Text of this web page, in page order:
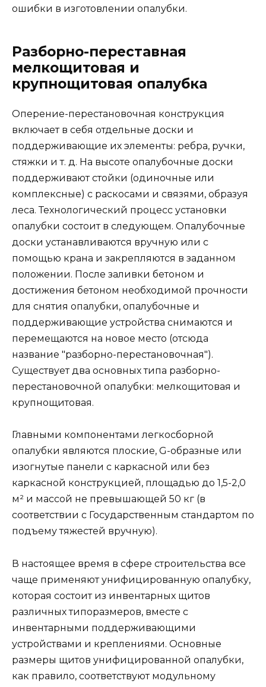
ошибки в изготовлении опалубки.
Разборно-переставная
мелкощитовая и
крупнощитовая опалубка
Оперение-перестановочная конструкция
включает в себя отдельные доски и
поддерживающие их элементы: ребра, ручки,
стяжки и т. д. На высоте опалубочные доски
поддерживают стойки (одиночные или
комплексные) с раскосами и связями, образуя
леса. Технологический процесс установки
опалубки состоит в следующем. Опалубочные
доски устанавливаются вручную или с
помощью крана и закрепляются в заданном
положении. После заливки бетоном и
достижения бетоном необходимой прочности
для снятия опалубки, опалубочные и
поддерживающие устройства снимаются и
перемещаются на новое место (отсюда
название "разборно-перестановочная").
Существует два основных типа разборно-
перестановочной опалубки: мелкощитовая и
крупнощитовая.
Главными компонентами легкосборной
опалубки являются плоские, G-образные или
изогнутые панели с каркасной или без
каркасной конструкцией, площадью до 1,5-2,0
м² и массой не превышающей 50 кг (в
соответствии с Государственным стандартом по
подъему тяжестей вручную).
В настоящее время в сфере строительства все
чаще применяют унифицированную опалубку,
которая состоит из инвентарных щитов
различных типоразмеров, вместе с
инвентарными поддерживающими
устройствами и креплениями. Основные
размеры щитов унифицированной опалубки,
как правило, соответствуют модульному